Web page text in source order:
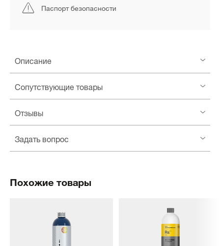
Паспорт безопасности
Описание
Сопутствующие товары
Отзывы
Задать вопрос
Похожие товары